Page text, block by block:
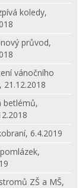
koledy,
průvod,
vánočního
21.12.2018
betlémů,
6.4.2019
ZŠ a MŠ,